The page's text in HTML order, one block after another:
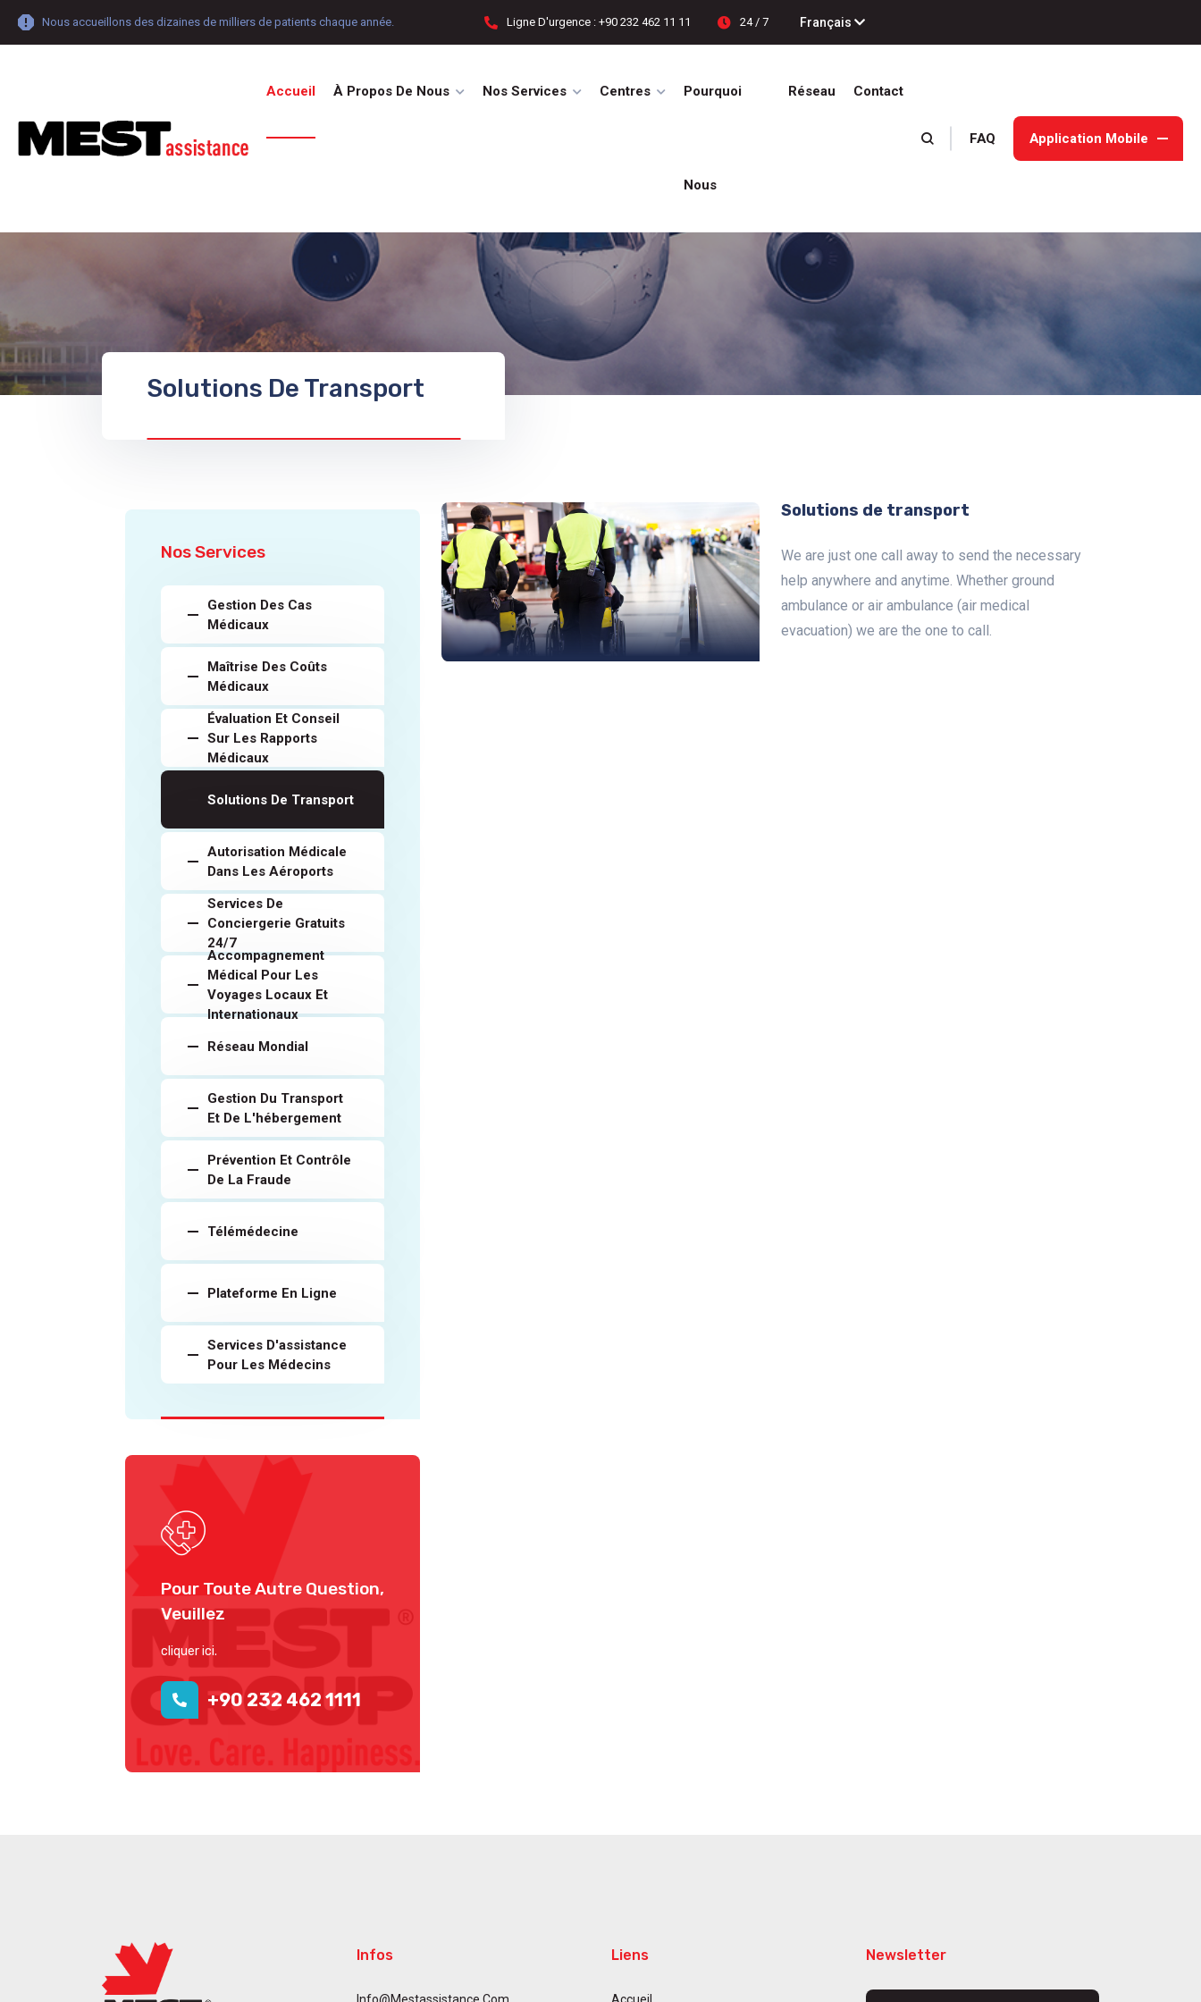
Nous accueillons des dizaines de milliers de patients chaque année. Ligne D'urgence : +90 232 462 11 11 24 / 7 Français
Accueil À Propos De Nous Nos Services Centres Pourquoi
Nous
Réseau Contact
FAQ Application Mobile
Solutions De Transport
Nos Services
Gestion Des Cas
Médicaux
Maîtrise Des Coûts
Médicaux
Évaluation Et Conseil
Sur Les Rapports
Médicaux
Solutions De Transport
Autorisation Médicale
Dans Les Aéroports
Services De
Conciergerie Gratuits
24/7
Accompagnement
Médical Pour Les
Voyages Locaux Et
Internationaux
Réseau Mondial
Gestion Du Transport
Et De L'hébergement
Prévention Et Contrôle
De La Fraude
Télémédecine
Plateforme En Ligne
Services D'assistance
Pour Les Médecins
Pour Toute Autre Question,
Veuillez
cliquer ici.
+90 232 462 1111
Solutions de transport
We are just one call away to send the necessary
help anywhere and anytime. Whether ground
ambulance or air ambulance (air medical
evacuation) we are the one to call.
Infos Liens Newsletter